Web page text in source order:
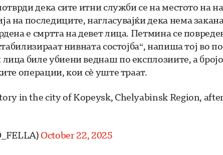
дека сите итни служби се на местото на
на последиците, нагласувајќи дека нема
е смртта на девет лица. Петмина се
нивната состојба“, напиша тој во
биле убиени веднаш по експлозиите, а
операции, кои сè уште траат.
in the city of Kopeysk, Chelyabinsk Region,
October 22, 2025